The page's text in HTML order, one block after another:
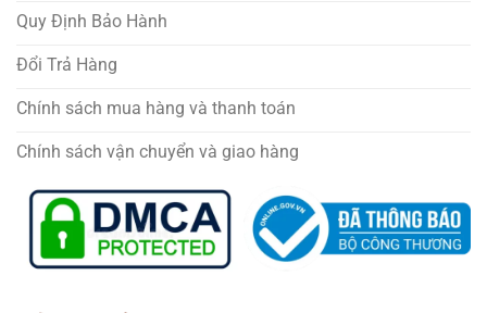
Quy Định Bảo Hành
Đổi Trả Hàng
Chính sách mua hàng và thanh toán
Chính sách vận chuyển và giao hàng